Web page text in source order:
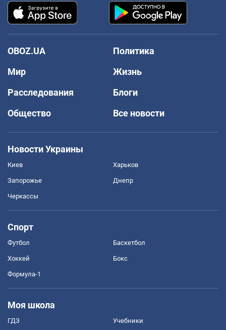
OBOZ.UA
Политика
Мир
Жизнь
Расследования
Блоги
Общество
Все новости
Новости Украины
Киев Харьков
Запорожье Днепр
Черкассы
Спорт
Футбол Баскетбол
Хоккей Бокс
Формула-1
Моя школа
ГДЗ Учебники